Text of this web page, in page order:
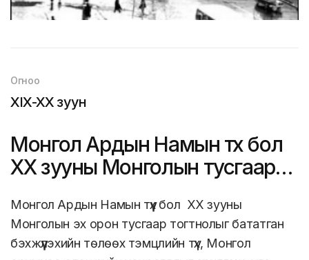
Огноо
XIX-XX зуун
Монгол Ардын Намын түүх бол
ХХ зууны Монголын тусгаар
Монгол Ардын Намын түүх бол ХХ зууны
Монголын эх орон тусгаар тогтнолыг бататган
бэхжүүлэхийн төлөөх тэмцлийн түүх, Монгол